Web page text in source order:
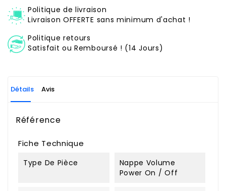
Politique de livraison
Livraison OFFERTE sans minimum d'achat !
Politique retours
Satisfait ou Remboursé ! (14 Jours)
Détails Avis
Référence
Fiche Technique
Type De Pièce
Nappe Volume
Power On / Off